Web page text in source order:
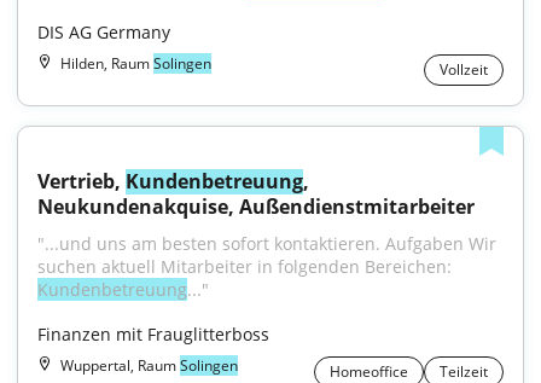
DIS AG Germany
Hilden, RaumSolingen Vollzeit
Vertrieb, Kundenbetreuung,
Neukundenakquise, Außendienstmitarbeiter
"...und uns am besten sofort kontaktieren. Aufgaben Wir
Kundenbetreuung..."
Finanzen mit Frauglitterboss
Wuppertal, RaumSolingen Homeoffice Teilzeit